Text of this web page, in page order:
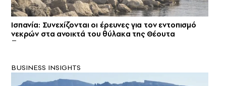
Ισπανία: Συνεχίζονται οι έρευνες για τον εντοπισμό
νεκρών στα ανοικτά του θύλακα της Θέουτα
BUSINESS INSIGHTS